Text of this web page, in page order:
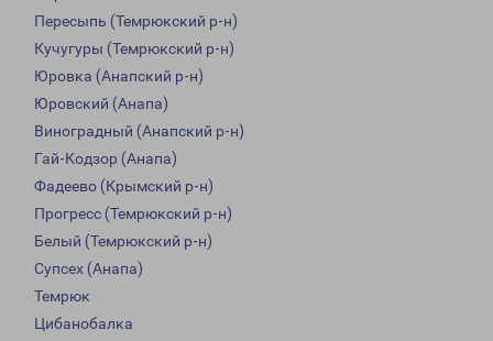
Пересыпь (Темрюкский р-н)
Кучугуры (Темрюкский р-н)
Юровка (Анапский р-н)
Юровский (Анапа)
Виноградный (Анапский р-н)
Гай-Кодзор (Анапа)
Фадеево (Крымский р-н)
Прогресс (Темрюкский р-н)
Белый (Темрюкский р-н)
Супсех (Анапа)
Темрюк
Цибанобалка